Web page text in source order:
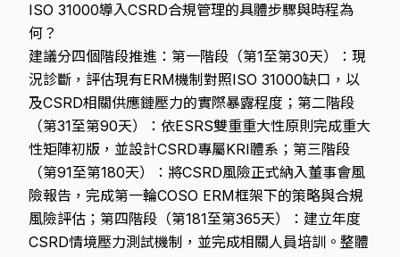
ISO 31000導入CSRD合規管理的具體步驟與時程為
何？
建議分四個階段推進：第一階段（第1至第30天）：現
況診斷，評估現有ERM機制對照ISO 31000缺口，以
及CSRD相關供應鏈壓力的實際暴露程度；第二階段
（第31至第90天）：依ESRS雙重重大性原則完成重大
性矩陣初版，並設計CSRD專屬KRI體系；第三階段
（第91至第180天）：將CSRD風險正式納入董事會風
險報告，完成第一輪COSO ERM框架下的策略與合規
風險評估；第四階段（第181至第365天）：建立年度
CSRD情境壓力測試機制，並完成相關人員培訓。整體